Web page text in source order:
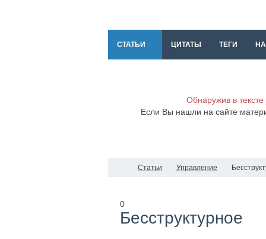
СТАТЬИ ЦИТАТЫ ТЕГИ
Обнаружив в
Если Вы нашли на сайте
Статьи Управление
0
Бесструктурное